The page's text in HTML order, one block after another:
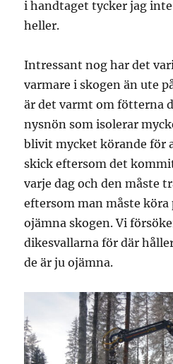
i handtaget tycker jag
heller.
Intressant nog har det
varmare i skogen än ute
är det varmt om fötterna
nysnön som isolerar
blivit mycket körande för
skick eftersom det
varje dag och den måste
eftersom man måste
ojämna skogen. Vi
dikesvallarna för där
de är ju ojämna.